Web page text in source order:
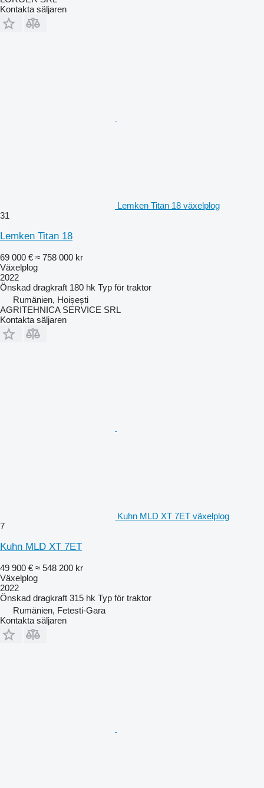
Kontakta säljaren
Lemken Titan 18 växelplog
31
Lemken Titan 18
69 000 € ≈ 758 000 kr
Växelplog
2022
Önskad dragkraft 180 hk Typ för traktor
Rumänien, Hoișești
AGRITEHNICA SERVICE SRL
Kontakta säljaren
Kuhn MLD XT 7ET växelplog
7
Kuhn MLD XT 7ET
49 900 € ≈ 548 200 kr
Växelplog
2022
Önskad dragkraft 315 hk Typ för traktor
Rumänien, Fetesti-Gara
Kontakta säljaren